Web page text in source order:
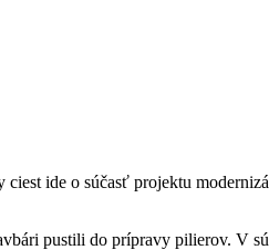
ide o súčasť projektu
pustili do prípravy pilierov. V